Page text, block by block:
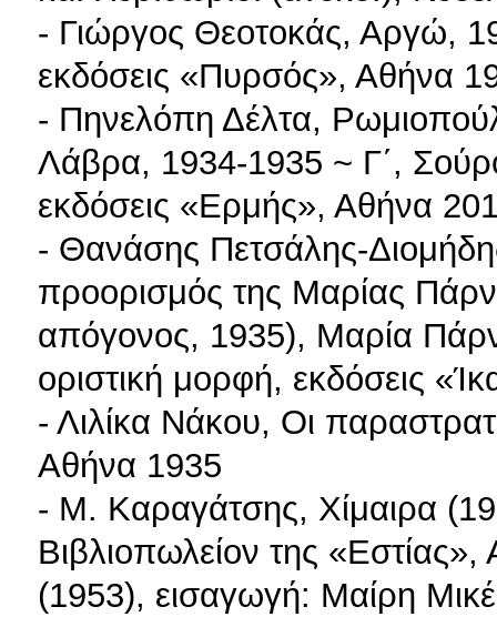
- Γιώργος Θεοτοκάς, Αργώ,
εκδόσεις «Πυρσός», Αθήνα
- Πηνελόπη Δέλτα,
Λάβρα, 1934-1935 ~ Γ΄,
εκδόσεις «Ερμής», Αθήνα
- Θανάσης Πετσάλης-
προορισμός της Μαρίας
απόγονος, 1935), Μαρία
οριστική μορφή, εκδόσεις
- Λιλίκα Νάκου, Οι
Αθήνα 1935
- Μ. Καραγάτσης, Χίμαιρα
Βιβλιοπωλείον της
(1953), εισαγωγή: Μαίρη